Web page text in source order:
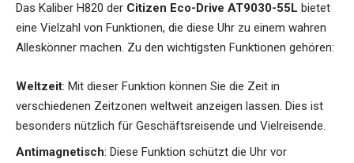
Das Kaliber H820 der Citizen Eco-Drive AT9030-55L bietet
eine Vielzahl von Funktionen, die diese Uhr zu einem wahren
Alleskönner machen. Zu den wichtigsten Funktionen gehören:
Weltzeit: Mit dieser Funktion können Sie die Zeit in
verschiedenen Zeitzonen weltweit anzeigen lassen. Dies ist
besonders nützlich für Geschäftsreisende und Vielreisende.
Antimagnetisch: Diese Funktion schützt die Uhr vor